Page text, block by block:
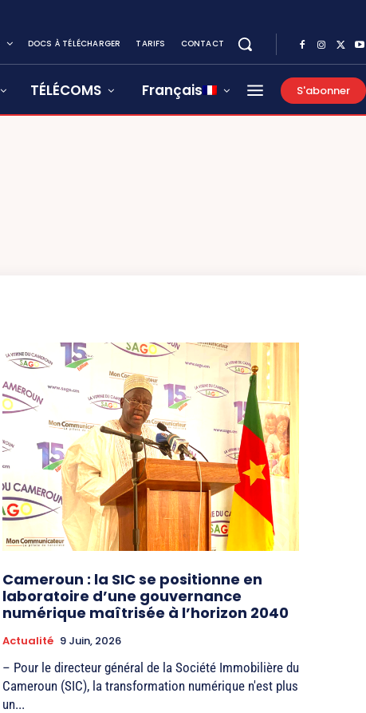
DOCS À TÉLÉCHARGER TARIFS CONTACT
TÉLÉCOMS Français S'abonner
Cameroun : la SIC se positionne en
laboratoire d’une gouvernance
numérique maîtrisée à l’horizon 2040
Actualité 9 Juin, 2026
– Pour le directeur général de la Société Immobilière du
Cameroun (SIC), la transformation numérique n'est plus
un...